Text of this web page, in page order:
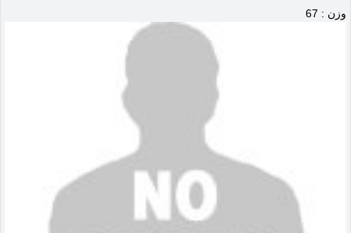
وزن : 67